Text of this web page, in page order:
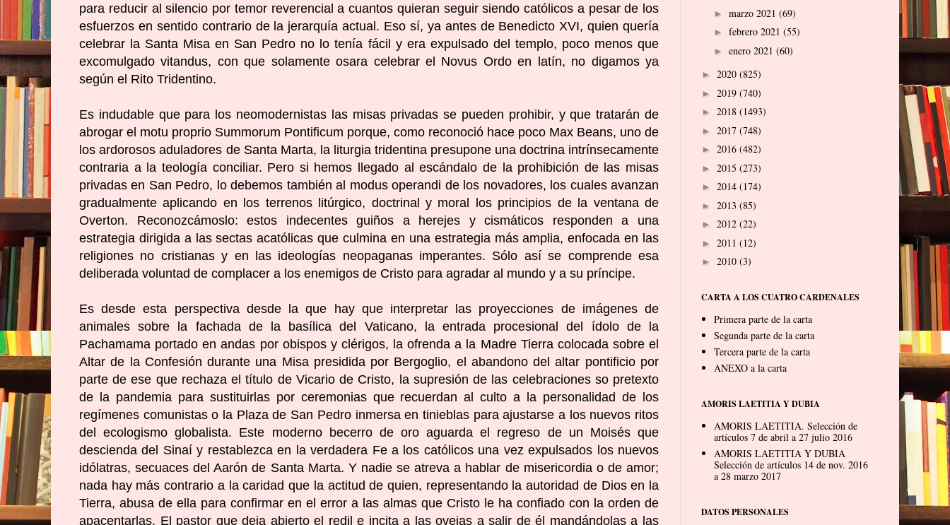
para reducir al silencio por temor reverencial a cuantos quieran seguir siendo católicos a pesar de los
esfuerzos en sentido contrario de la jerarquía actual. Eso sí, ya antes de Benedicto XVI, quien quería
celebrar la Santa Misa en San Pedro no lo tenía fácil y era expulsado del templo, poco menos que
excomulgado vitandus, con que solamente osara celebrar el Novus Ordo en latín, no digamos ya
según el Rito Tridentino.
Es indudable que para los neomodernistas las misas privadas se pueden prohibir, y que tratarán de
abrogar el motu proprio Summorum Pontificum porque, como reconoció hace poco Max Beans, uno de
los ardorosos aduladores de Santa Marta, la liturgia tridentina presupone una doctrina intrínsecamente
contraria a la teología conciliar. Pero si hemos llegado al escándalo de la prohibición de las misas
privadas en San Pedro, lo debemos también al modus operandi de los novadores, los cuales avanzan
gradualmente aplicando en los terrenos litúrgico, doctrinal y moral los principios de la ventana de
Overton. Reconozcámoslo: estos indecentes guiños a herejes y cismáticos responden a una
estrategia dirigida a las sectas acatólicas que culmina en una estrategia más amplia, enfocada en las
religiones no cristianas y en las ideologías neopaganas imperantes. Sólo así se comprende esa
deliberada voluntad de complacer a los enemigos de Cristo para agradar al mundo y a su príncipe.
Es desde esta perspectiva desde la que hay que interpretar las proyecciones de imágenes de
animales sobre la fachada de la basílica del Vaticano, la entrada procesional del ídolo de la
Pachamama portado en andas por obispos y clérigos, la ofrenda a la Madre Tierra colocada sobre el
Altar de la Confesión durante una Misa presidida por Bergoglio, el abandono del altar pontificio por
parte de ese que rechaza el título de Vicario de Cristo, la supresión de las celebraciones so pretexto
de la pandemia para sustituirlas por ceremonias que recuerdan al culto a la personalidad de los
regímenes comunistas o la Plaza de San Pedro inmersa en tinieblas para ajustarse a los nuevos ritos
del ecologismo globalista. Este moderno becerro de oro aguarda el regreso de un Moisés que
descienda del Sinaí y restablezca en la verdadera Fe a los católicos una vez expulsados los nuevos
idólatras, secuaces del Aarón de Santa Marta. Y nadie se atreva a hablar de misericordia o de amor;
nada hay más contrario a la caridad que la actitud de quien, representando la autoridad de Dios en la
Tierra, abusa de ella para confirmar en el error a las almas que Cristo le ha confiado con la orden de
apacentarlas. El pastor que deja abierto el redil e incita a las ovejas a salir de él mandándolas a las
► marzo 2021 (69)
► febrero 2021 (55)
► enero 2021 (60)
► 2020 (825)
► 2019 (740)
► 2018 (1493)
► 2017 (748)
► 2016 (482)
► 2015 (273)
► 2014 (174)
► 2013 (85)
► 2012 (22)
► 2011 (12)
► 2010 (3)
CARTA A LOS CUATRO CARDENALES
Primera parte de la carta
Segunda parte de la carta
Tercera parte de la carta
ANEXO a la carta
AMORIS LAETITIA Y DUBIA
AMORIS LAETITIA. Selección de
artículos 7 de abril a 27 julio 2016
AMORIS LAETITIA Y DUBIA
Selección de artículos 14 de nov. 2016
a 28 marzo 2017
DATOS PERSONALES